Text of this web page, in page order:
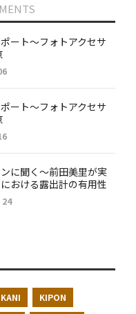
ート～フォトアクセサ
ート～フォトアクセサ
に聞く～前田美里が実
おける露出計の有用性
KANI KIPON